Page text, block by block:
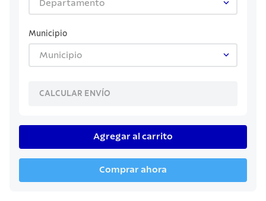
Departamento
Municipio
Municipio
CALCULAR ENVÍO
Agregar al carrito
Comprar ahora